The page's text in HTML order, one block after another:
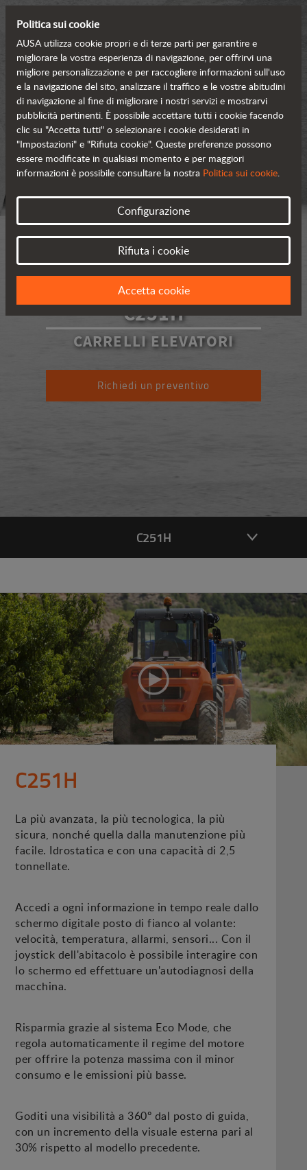
C251H
CARRELLI ELEVATORI
Richiedi un preventivo
C251H
C251H
La più avanzata, la più tecnologica, la più
sicura, nonché quella dalla manutenzione più
facile. Idrostatica e con una capacità di 2,5
tonnellate.
Accedi a ogni informazione in tempo reale dallo
schermo digitale posto di fianco al volante:
velocità, temperatura, allarmi, sensori... Con il
joystick dell'abitacolo è possibile interagire con
lo schermo ed effettuare un'autodiagnosi della
macchina.
Risparmia grazie al sistema Eco Mode, che
regola automaticamente il regime del motore
per offrire la potenza massima con il minor
consumo e le emissioni più basse.
Goditi una visibilità a 360º dal posto di guida,
con un incremento della visuale esterna pari al
30% rispetto al modello precedente.
Politica sui cookie
AUSA utilizza cookie propri e di terze parti per garantire e
migliorare la vostra esperienza di navigazione, per offrirvi una
migliore personalizzazione e per raccogliere informazioni sull'uso
e la navigazione del sito, analizzare il traffico e le vostre abitudini
di navigazione al fine di migliorare i nostri servizi e mostrarvi
pubblicità pertinenti. È possibile accettare tutti i cookie facendo
clic su "Accetta tutti" o selezionare i cookie desiderati in
"Impostazioni" e "Rifiuta cookie". Queste preferenze possono
essere modificate in qualsiasi momento e per maggiori
informazioni è possibile consultare la nostra Politica sui cookie.
Configurazione
Rifiuta i cookie
Accetta cookie